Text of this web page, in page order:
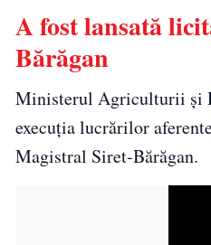
A fost lansată
Bărăgan
Ministerul Agriculturii și
execuția lucrărilor
Magistral Siret-Bărăgan.